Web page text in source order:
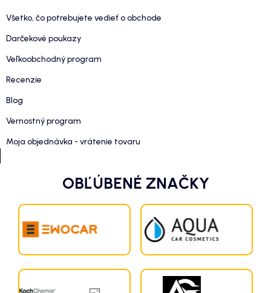
Všetko, čo potrebujete vedieť o obchode
Darčekové poukazy
Veľkoobchodný program
Recenzie
Blog
Vernostný program
Moja objednávka - vrátenie tovaru
OBĽÚBENÉ ZNAČKY